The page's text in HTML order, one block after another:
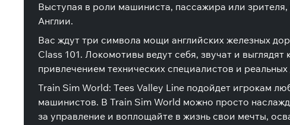
Выступая в роли машиниста, пассажира или
Англии.
Вас ждут три символа мощи английских железных
Class 101. Локомотивы ведут себя, звучат и
привлечением технических специалистов и реальных
Train Sim World: Tees Valley Line подойдет игрокам
машинистов. В Train Sim World можно просто
за управление и воплощайте в жизнь свои мечты,